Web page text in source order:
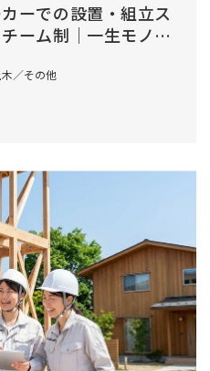
ーでの設置・組立ス
ーム制｜一生モノの
／その他